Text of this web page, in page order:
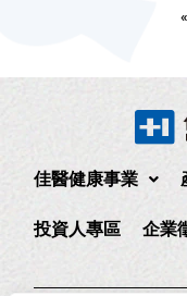
佳醫健康事業
投資人專區 企業